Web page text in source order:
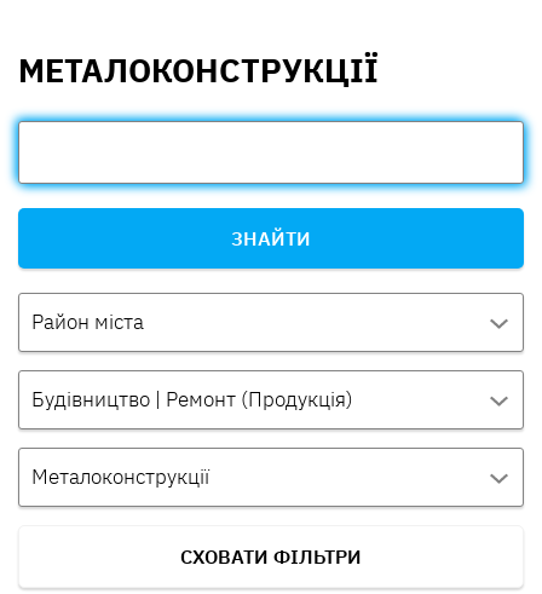
МЕТАЛОКОНСТРУКЦІЇ
ЗНАЙТИ
Район міста
Будівництво | Ремонт (Продукція)
Металоконструкції
СХОВАТИ ФІЛЬТРИ